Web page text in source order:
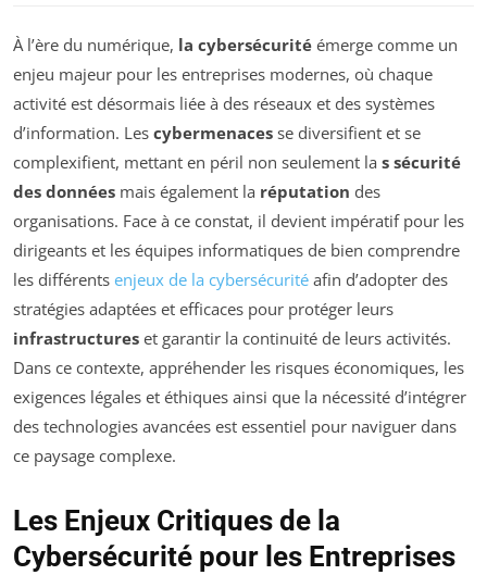
À l’ère du numérique, la cybersécurité émerge comme un
enjeu majeur pour les entreprises modernes, où chaque
activité est désormais liée à des réseaux et des systèmes
d’information. Les cybermenaces se diversifient et se
complexifient, mettant en péril non seulement la s sécurité
des données mais également la réputation des
organisations. Face à ce constat, il devient impératif pour les
dirigeants et les équipes informatiques de bien comprendre
les différents enjeux de la cybersécurité afin d’adopter des
stratégies adaptées et efficaces pour protéger leurs
infrastructures et garantir la continuité de leurs activités.
Dans ce contexte, appréhender les risques économiques, les
exigences légales et éthiques ainsi que la nécessité d’intégrer
des technologies avancées est essentiel pour naviguer dans
ce paysage complexe.
Les Enjeux Critiques de la
Cybersécurité pour les Entreprises